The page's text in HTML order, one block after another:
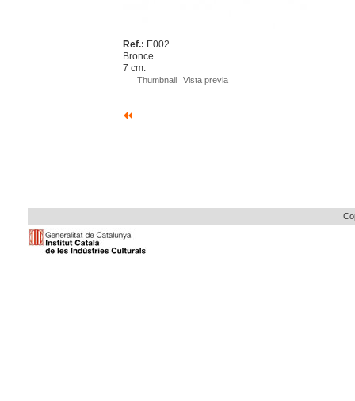
Ref.: E002
Bronce
7 cm.
Thumbnail Vista previa